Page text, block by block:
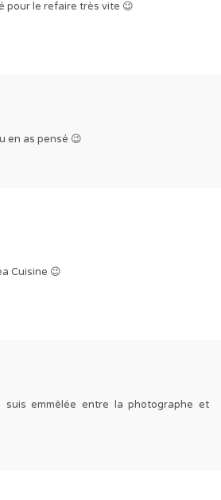
pour le refaire très vite 😉
en as pensé 😉
Cuisine 😉
emmêlée entre la photographe et